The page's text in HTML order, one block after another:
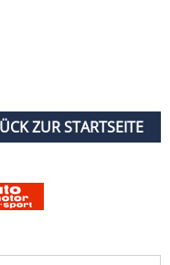
ZUR STARTSEITE